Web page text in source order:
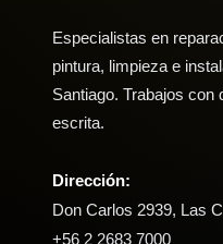
Especialistas en
pintura, limpieza e
Santiago. Trabajos
escrita.
Dirección:
Don Carlos 2939, Las
+56 2 2683 7000